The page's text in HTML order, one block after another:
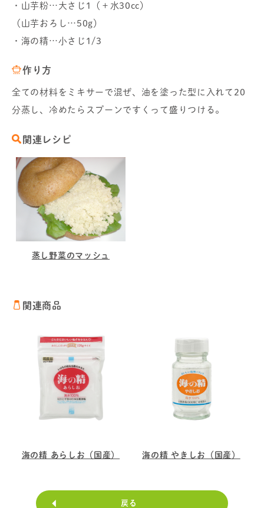
・山芋粉…大さじ1（＋水30cc）
（山芋おろし…50g）
・海の精…小さじ1/3
作り方
全ての材料をミキサーで混ぜ、油を塗った型に入れて20
分蒸し、冷めたらスプーンですくって盛りつける。
関連レシピ
蒸し野菜のマッシュ
関連商品
海の精 あらしお（国産） 海の精 やきしお（国産）
戻る